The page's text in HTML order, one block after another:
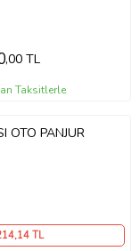
,00 TL
Taksitlerle
OTO PANJUR
,14 TL